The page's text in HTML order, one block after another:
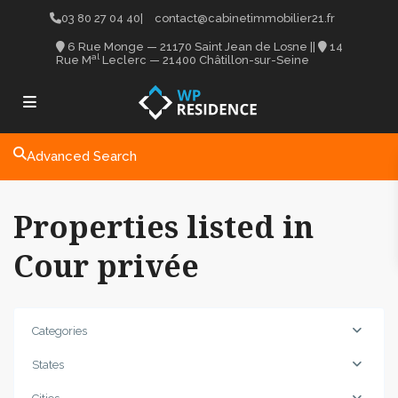
03 80 27 04 40| contact@cabinetimmobilier21.fr
6 Rue Monge — 21170 Saint Jean de Losne
14
Rue Mal Leclerc — 21400 Châtillon-sur-Seine
Advanced Search
Properties listed in
Cour privée
Categories
States